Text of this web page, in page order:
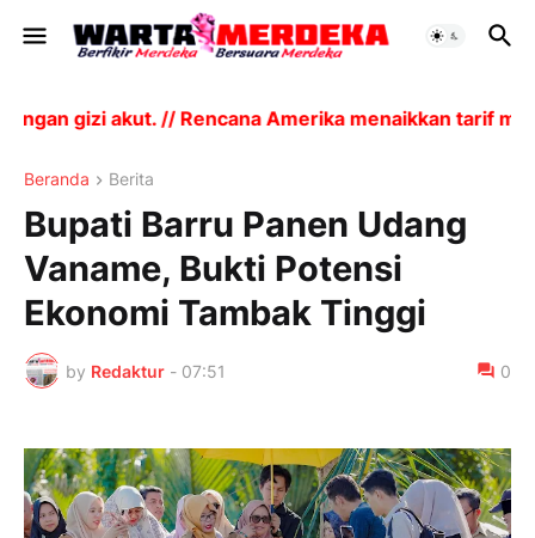
Amerika menaikkan tarif
Beranda Berita
Bupati Barru Panen Udang
Vaname, Bukti Potensi
Ekonomi Tambak Tinggi
by Redaktur - 07:51 0